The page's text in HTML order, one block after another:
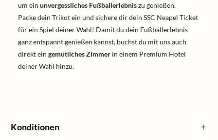
um ein unvergessliches Fußballerlebniszu genießen.
Packe dein Trikot ein und sichere dir dein SSC Neapel Ticket
für ein Spiel deiner Wahl! Damit du dein Fußballerlebnis
ganz entspannt genießen kannst, buchst du mit uns auch
direkt ein gemütliches Zimmer in einem Premium Hotel
deiner Wahl hinzu.
Konditionen